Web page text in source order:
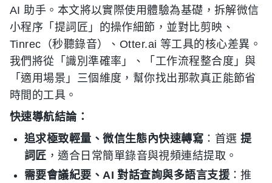
AI 助手。本文將以實際使用體驗為基礎，拆解微信
小程序「提詞匠」的操作細節，並對比剪映、
Tinrec（秒聽錄音）、Otter.ai 等工具的核心差異。
我們將從「識別準確率」、「工作流程整合度」與
「適用場景」三個維度，幫你找出那款真正能節省
時間的工具。
快速導航結論：
追求極致輕量、微信生態內快速轉寫 ：首選提
詞匠 ，適合日常簡單錄音與視頻連結提取。
需要會議紀要、AI 對話查詢與多語言支援 ：推